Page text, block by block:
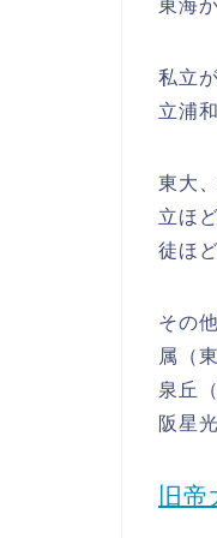
東海
私立
立浦
東大
立ほ
徒ほ
その
属（
泉丘
阪星
旧